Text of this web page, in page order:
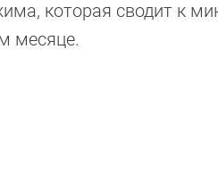
которая сводит к
месяце.